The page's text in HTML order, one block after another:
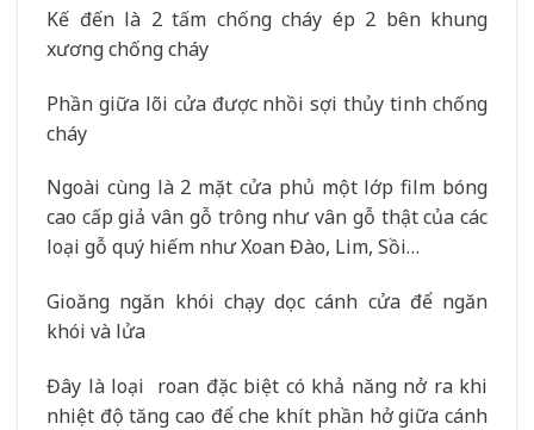
Kế đến là 2 tấm chống cháy ép 2 bên khung
xương chống cháy
Phần giữa lõi cửa được nhồi sợi thủy tinh chống
cháy
Ngoài cùng là 2 mặt cửa phủ một lớp film bóng
cao cấp giả vân gỗ trông như vân gỗ thật của các
loại gỗ quý hiếm như Xoan Đào, Lim, Sồi…
Gioăng ngăn khói chạy dọc cánh cửa để ngăn
khói và lửa
Đây là loại roan đặc biệt có khả năng nở ra khi
nhiệt độ tăng cao để che khít phần hở giữa cánh